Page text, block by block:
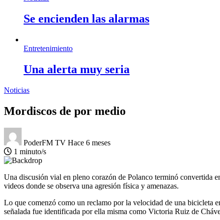
Se encienden las alarmas
Entretenimiento
Una alerta muy seria
Noticias
Mordiscos de por medio
PoderFM TV Hace 6 meses
1 minuto/s
Una discusión vial en pleno corazón de Polanco terminó convertida
videos donde se observa una agresión física y amenazas.
Lo que comenzó como un reclamo por la velocidad de una bicicleta
señalada fue identificada por ella misma como Victoria Ruiz de